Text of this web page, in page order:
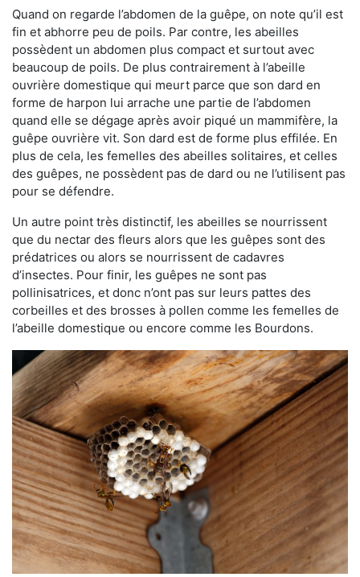
Quand on regarde l’abdomen de la guêpe, on note qu’il est
fin et abhorre peu de poils. Par contre, les abeilles
possèdent un abdomen plus compact et surtout avec
beaucoup de poils. De plus contrairement à l’abeille
ouvrière domestique qui meurt parce que son dard en
forme de harpon lui arrache une partie de l’abdomen
quand elle se dégage après avoir piqué un mammifère, la
guêpe ouvrière vit. Son dard est de forme plus effilée. En
plus de cela, les femelles des abeilles solitaires, et celles
des guêpes, ne possèdent pas de dard ou ne l’utilisent pas
pour se défendre.
Un autre point très distinctif, les abeilles se nourrissent
que du nectar des fleurs alors que les guêpes sont des
prédatrices ou alors se nourrissent de cadavres
d’insectes. Pour finir, les guêpes ne sont pas
pollinisatrices, et donc n’ont pas sur leurs pattes des
corbeilles et des brosses à pollen comme les femelles de
l’abeille domestique ou encore comme les Bourdons.